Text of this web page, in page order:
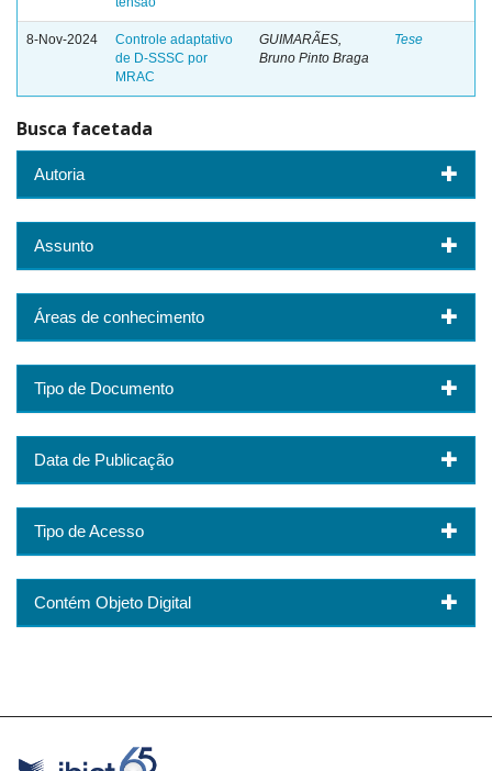
8-Nov-2024
Controle adaptativo
de D-SSSC por
MRAC
GUIMARÃES,
Bruno Pinto Braga
Tese
Busca facetada
Autoria
Assunto
Áreas de conhecimento
Tipo de Documento
Data de Publicação
Tipo de Acesso
Contém Objeto Digital